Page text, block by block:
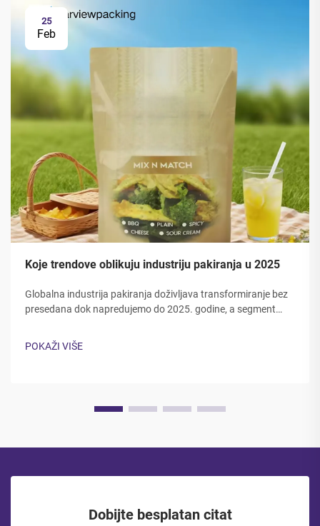
25
Feb
Koje trendove oblikuju industriju pakiranja u 2025
Globalna industrija pakiranja doživljava transformiranje bez
presedana dok napredujemo do 2025. godine, a segment
potrošači i tvrtke zahtijevaju održiviju, funkcionalniju...
POKAŽI VIŠE
Dobijte besplatan citat